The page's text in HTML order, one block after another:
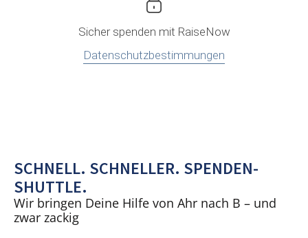
Sicher spenden mit RaiseNow
Datenschutzbestimmungen
SCHNELL. SCHNELLER. SPENDEN-
SHUTTLE.
Wir bringen Deine Hilfe von Ahr nach B – und
zwar zackig